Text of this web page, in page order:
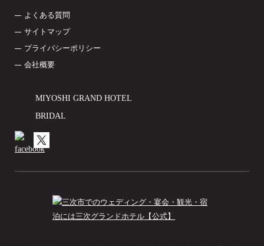
よくある質問
サイトマップ
プライバシーポリシー
会社概要
MIYOSHI GRAND HOTEL
BRIDAL